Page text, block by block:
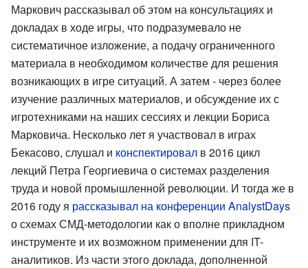
Маркович рассказывал об этом на консультациях и
докладах в ходе игры, что подразумевало не
систематичное изложение, а подачу ограниченного
материала в необходимом количестве для решения
возникающих в игре ситуаций. А затем - через более
изучение различных материалов, и обсуждение их с
игротехниками на наших сессиях и лекции Бориса
Марковича. Несколько лет я участвовал в играх
Бекасово, слушал и конспектировал в 2016 цикл
лекций Петра Георгиевича о системах разделения
труда и новой промышленной революции. И тогда же в
2016 году я рассказывал на конференции AnalystDays
о схемах СМД-методологии как о вполне прикладном
инструменте и их возможном применении для IT-
аналитиков. Из части этого доклада, дополненной